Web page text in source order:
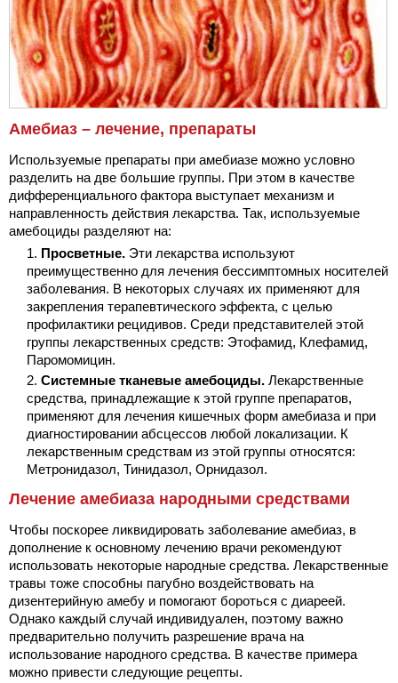
Амебиаз – лечение, препараты
Используемые препараты при амебиазе можно условно
разделить на две большие группы. При этом в качестве
дифференциального фактора выступает механизм и
направленность действия лекарства. Так, используемые
амебоциды разделяют на:
Просветные. Эти лекарства используют
преимущественно для лечения бессимптомных носителей
заболевания. В некоторых случаях их применяют для
закрепления терапевтического эффекта, с целью
профилактики рецидивов. Среди представителей этой
группы лекарственных средств: Этофамид, Клефамид,
Паромомицин.
Системные тканевые амебоциды. Лекарственные
средства, принадлежащие к этой группе препаратов,
применяют для лечения кишечных форм амебиаза и при
диагностировании абсцессов любой локализации. К
лекарственным средствам из этой группы относятся:
Метронидазол, Тинидазол, Орнидазол.
Лечение амебиаза народными средствами
Чтобы поскорее ликвидировать заболевание амебиаз, в
дополнение к основному лечению врачи рекомендуют
использовать некоторые народные средства. Лекарственные
травы тоже способны пагубно воздействовать на
дизентерийную амебу и помогают бороться с диареей.
Однако каждый случай индивидуален, поэтому важно
предварительно получить разрешение врача на
использование народного средства. В качестве примера
можно привести следующие рецепты.